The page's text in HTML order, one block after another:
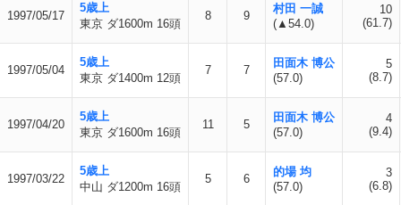
1997/05/17
5歳上
東京 ダ1600m 16頭
8 9
村田 一誠
(▲54.0)
10
(61.7)
1997/05/04
5歳上
東京 ダ1400m 12頭
7 7
田面木 博公
(57.0)
5
(8.7)
1997/04/20
5歳上
東京 ダ1600m 16頭
11 5
田面木 博公
(57.0)
4
(9.4)
1997/03/22
5歳上
中山 ダ1200m 16頭
5 6
的場 均
(57.0)
3
(6.8)